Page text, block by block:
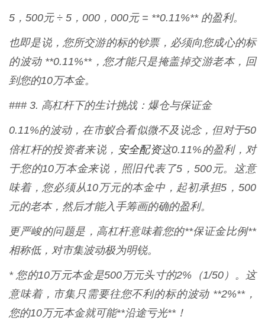
5，500元 ÷ 5，000，000元 = **0.11%** 的盈利。
也即是说，您所交游的标的钞票，必须向您成心的标
的波动 **0.11%**，您才能只是掩盖掉交游老本，回
到您的10万本金。
### 3. 高杠杆下的生计挑战：爆仓与保证金
0.11%的波动，在市蚁合看似微不及说念，但对于50
倍杠杆的投资者来说， 安全配资这0.11%的盈利，对
于您的10万本金来说，照旧代表了5，500元。这意
味着，您必须从10万元的本金中，起初承担5，500
元的老本，然后才能入手筹画的确的盈利。
更严峻的问题是，高杠杆意味着您的**保证金比例**
相称低，对市集波动极为明锐。
* 您的10万元本金是500万元头寸的2%（1/50）。这
意味着，市集只需要往您不利的标的波动 **2%**，
您的10万元本金就可能**沿途亏光**！